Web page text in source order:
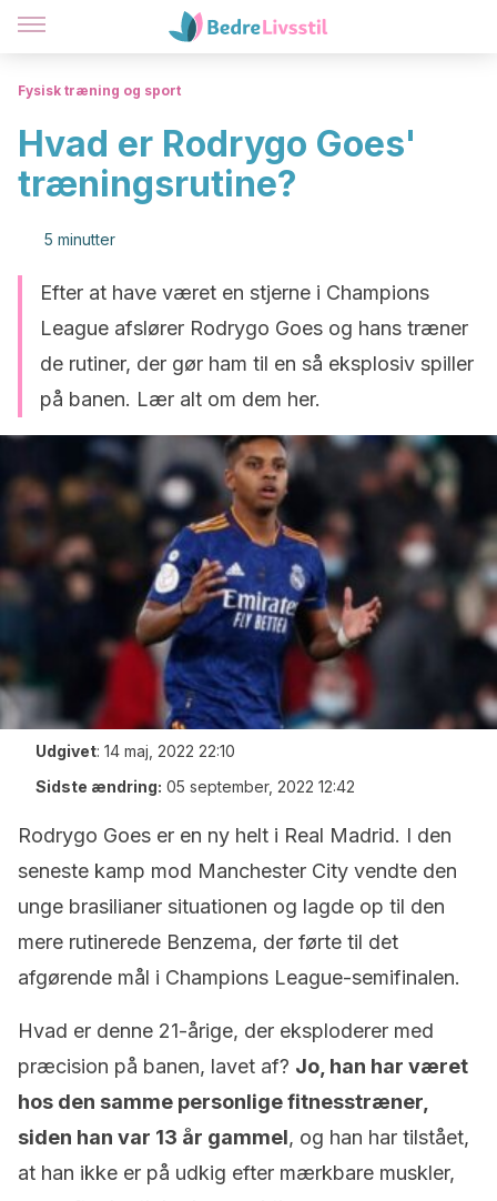
Fysisk træning og sport
Hvad er Rodrygo Goes'
træningsrutine?
5 minutter
Efter at have været en stjerne i Champions
League afslører Rodrygo Goes og hans træner
de rutiner, der gør ham til en så eksplosiv spiller
på banen. Lær alt om dem her.
Udgivet: 14 maj, 2022 22:10
Sidste ændring: 05 september, 2022 12:42
Rodrygo Goes er en ny helt i Real Madrid. I den
seneste kamp mod Manchester City vendte den
unge brasilianer situationen og lagde op til den
mere rutinerede Benzema, der førte til det
afgørende mål i Champions League-semifinalen.
Hvad er denne 21-årige, der eksploderer med
præcision på banen, lavet af? Jo, han har været
hos den samme personlige fitnesstræner,
siden han var 13 år gammel, og han har tilstået,
at han ikke er på udkig efter mærkbare muskler,